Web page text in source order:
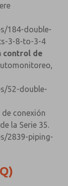
184-double-
3-8-to-3-4
control de
52-double-
de conexión
la Serie 35.
2839-piping-